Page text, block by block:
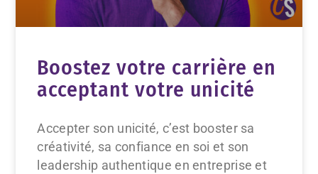
Boostez votre carrière en
acceptant votre unicité
Accepter son unicité, c’est booster sa
créativité, sa confiance en soi et son
leadership authentique en entreprise et